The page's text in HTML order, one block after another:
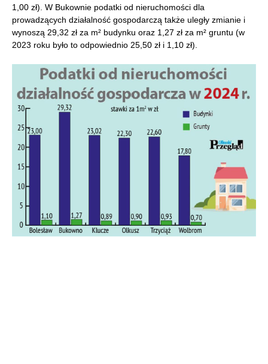
1,00 zł). W Bukownie podatki od nieruchomości dla
prowadzących działalność gospodarczą także uległy zmianie i
wynoszą 29,32 zł za m² budynku oraz 1,27 zł za m² gruntu (w
2023 roku było to odpowiednio 25,50 zł i 1,10 zł).